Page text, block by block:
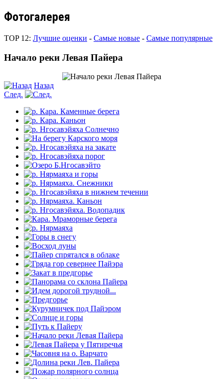
Фотогалерея
TOP 12: Лучшие оценки - Самые новые - Самые популярные
Начало реки Левая Пайера
Назад
След.